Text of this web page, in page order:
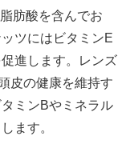
肪酸を含んでお
ツにはビタミンE
進します。レンズ
皮の健康を維持す
ミンBやミネラル
ます。